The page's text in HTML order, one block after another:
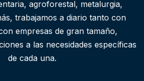
agroforestal, metalurgia,
trabajamos a diario tanto con
empresas de gran tamaño,
a las necesidades específicas
de cada una.